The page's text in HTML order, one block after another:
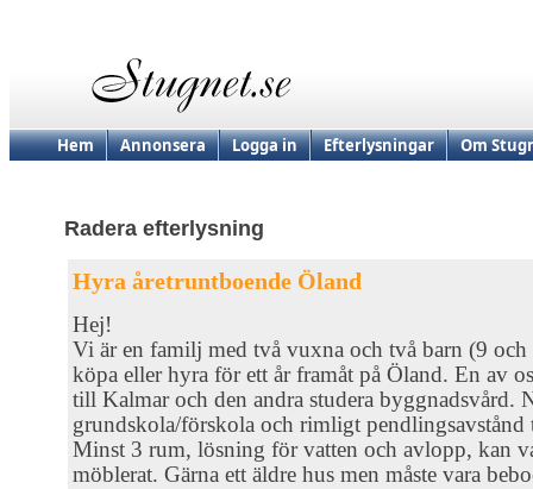
Hem Annonsera Logga in Efterlysningar Om
Radera efterlysning
Hyra åretruntboende Öland
Hej!
Vi är en familj med två vuxna och två barn (9 och
köpa eller hyra för ett år framåt på Öland. En av
till Kalmar och den andra studera byggnadsvård.
grundskola/förskola och rimligt pendlingsavstånd
Minst 3 rum, lösning för vatten och avlopp, kan
möblerat. Gärna ett äldre hus men måste vara